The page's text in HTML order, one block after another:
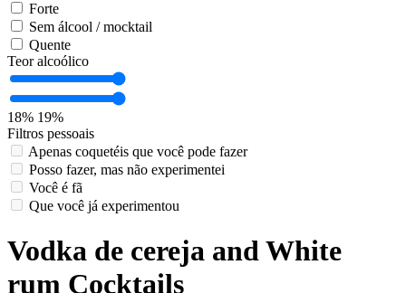
Forte
Sem álcool / mocktail
Quente
Teor alcoólico
18% 19%
Filtros pessoais
Apenas coquetéis que você pode fazer
Posso fazer, mas não experimentei
Você é fã
Que você já experimentou
Vodka de cereja and White
rum Cocktails